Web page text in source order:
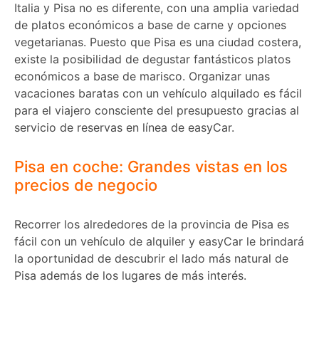
Italia y Pisa no es diferente, con una amplia variedad
de platos económicos a base de carne y opciones
vegetarianas. Puesto que Pisa es una ciudad costera,
existe la posibilidad de degustar fantásticos platos
económicos a base de marisco. Organizar unas
vacaciones baratas con un vehículo alquilado es fácil
para el viajero consciente del presupuesto gracias al
servicio de reservas en línea de easyCar.
Pisa en coche: Grandes vistas en los
precios de negocio
Recorrer los alrededores de la provincia de Pisa es
fácil con un vehículo de alquiler y easyCar le brindará
la oportunidad de descubrir el lado más natural de
Pisa además de los lugares de más interés.